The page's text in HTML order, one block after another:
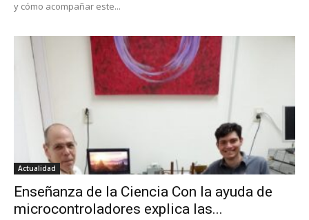
y cómo acompañar este...
Actualidad
Enseñanza de la Ciencia Con la ayuda de
microcontroladores explica las...